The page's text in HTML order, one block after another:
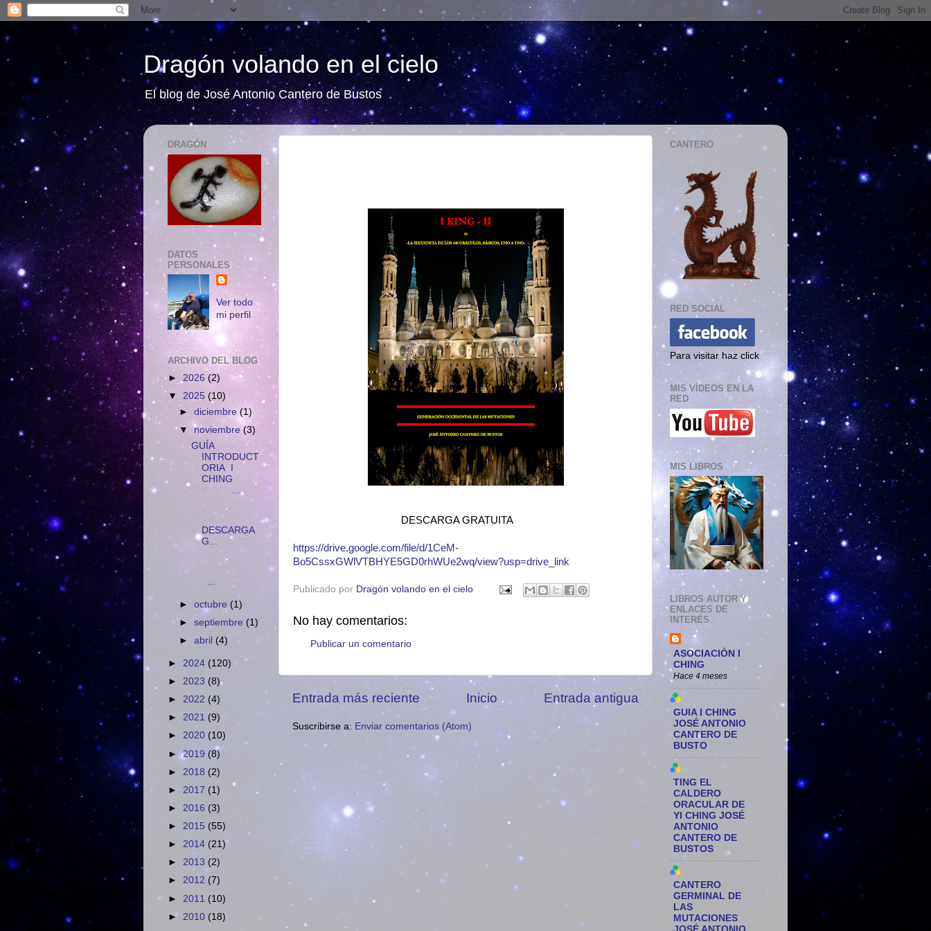
Dragón volando en el cielo
El blog de José Antonio Cantero de Bustos
DESCARGA GRATUITA
https://drive.google.com/file/d/1CeM-
Bo5CssxGWlVTBHYE5GD0rhWUe2wq/view?usp=drive_link
Publicado por Dragón volando en el cielo
No hay comentarios:
Publicar un comentario
Entrada más reciente Entrada antigua
Inicio
Suscribirse a: Enviar comentarios (Atom)
DRAGÓN
DATOS
PERSONALES
Ver todo
mi perfil
ARCHIVO DEL BLOG
►2026 (2)
▼ 2025 (10)
►diciembre(1)
▼noviembre(3)
GUÍA
INTRODUCT
ORIA I
CHING
DESCARGA
G...
►octubre (1)
►septiembre(1)
►abril(4)
► 2024 (120)
► 2023 (8)
► 2022 (4)
► 2021 (9)
► 2020 (10)
►2019 (8)
► 2018 (2)
► 2017 (1)
► 2016 (3)
► 2015 (55)
► 2014 (21)
► 2013 (2)
► 2012 (7)
► 2011 (10)
► 2010 (18)
CANTERO
RED SOCIAL
Para visitar haz click
MIS VÍDEOS EN LA
RED
MIS LIBROS
LIBROS AUTOR Y
ENLACES DE
INTERÉS
ASOCIACIÓN I
CHING
Hace 4 meses
GUIA I CHING
JOSÉ ANTONIO
CANTERO DE
BUSTO
TING EL
CALDERO
ORACULAR DE
YI CHING JOSÉ
ANTONIO
CANTERO DE
BUSTOS
CANTERO
GERMINAL DE
LAS
MUTACIONES